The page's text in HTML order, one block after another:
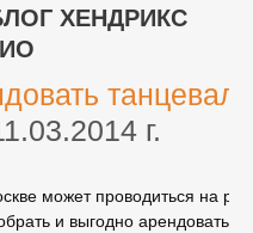
ХЕНДРИКС
г.
может проводиться на
и выгодно арендовать